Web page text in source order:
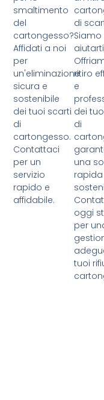
smaltimento
del
cartongesso?
Affidati a noi
per
un'eliminazione
sicura e
sostenibile
dei tuoi scarti
di
cartongesso.
Contattaci
per un
servizio
rapido e
affidabile.
di
ritiro
e
dei
di
una
rapida
oggi
per
tuoi